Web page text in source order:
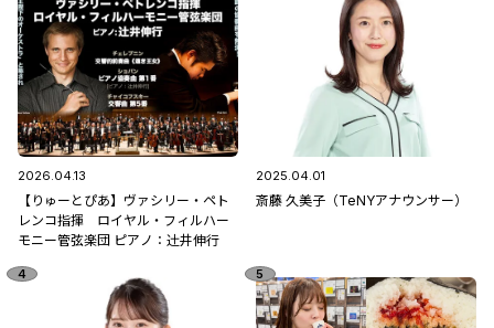
2026.04.13
【りゅーとぴあ】ヴァシリー・ペト
レンコ指揮 ロイヤル・フィルハー
モニー管弦楽団 ピアノ：辻󠄀井伸行
2025.04.01
斎藤 久美子（TeNYアナウンサー）